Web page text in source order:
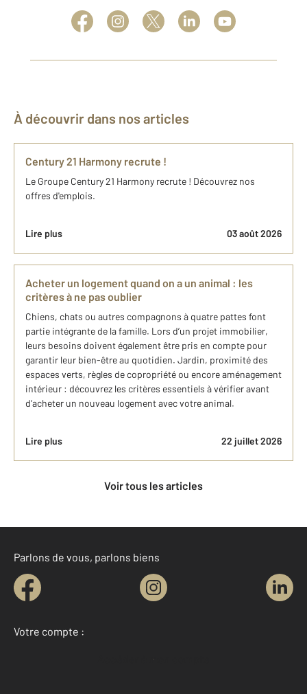
À découvrir dans nos articles
Century 21 Harmony recrute !
Le Groupe Century 21 Harmony recrute ! Découvrez nos
offres d'emplois.
Lire plus 03 août 2026
Acheter un logement quand on a un animal : les
critères à ne pas oublier
Chiens, chats ou autres compagnons à quatre pattes font
partie intégrante de la famille. Lors d’un projet immobilier,
leurs besoins doivent également être pris en compte pour
garantir leur bien-être au quotidien. Jardin, proximité des
espaces verts, règles de copropriété ou encore aménagement
intérieur : découvrez les critères essentiels à vérifier avant
d’acheter un nouveau logement avec votre animal.
Lire plus 22 juillet 2026
Voir tous les articles
Parlons de vous, parlons biens
Votre compte :
Accéder à mon compte